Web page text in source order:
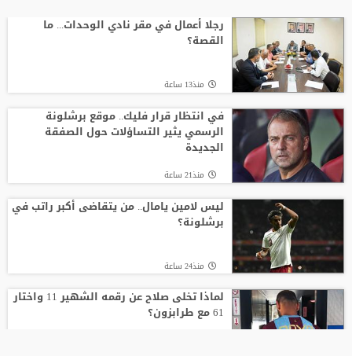
رجلا أعمال في مقر نادي الوحدات... ما
القصة؟
منذ13 ساعة
في انتظار قرار فليك.. موقع برشلونة
الرسمي يثير التساؤلات حول الصفقة
الجديدة
منذ21 ساعة
ليس لامين يامال.. من يتقاضى أكبر راتب في
برشلونة؟
منذ24 ساعة
لماذا تخلى صلاح عن رقمه الشهير 11 واختار
61 مع طرابزون؟